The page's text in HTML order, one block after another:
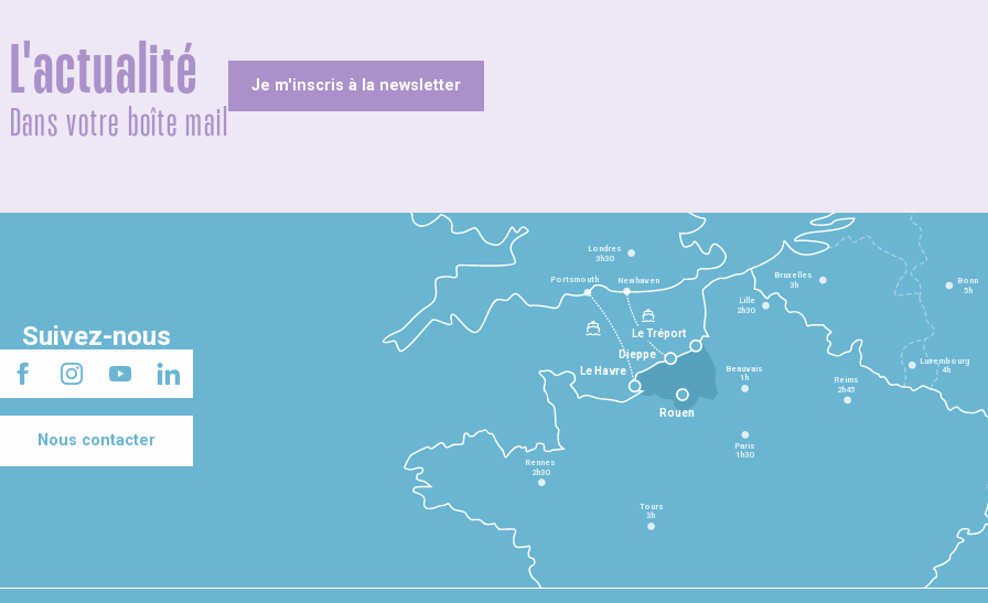
L'actualité
Dans votre boîte mail
Je m'inscris à la newsletter
Suivez-nous
Nous contacter
Le Havre
Dieppe
Le Tréport
Rennes
2h30
Tours
3h
Paris
1h30
Beauvais
1h Reims
2h45
Lille
2h30
Bruxelles
3h
Londres
3h30
Newhaven
Portsmouth Bonn
5h
Luxembourg
4h
Rouen